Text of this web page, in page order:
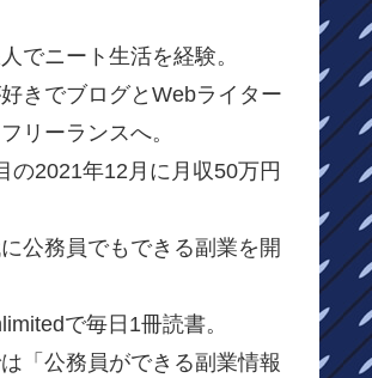
でニート生活を経験。
きでブログとWebライター
リーランスへ。
の2021年12月に月収50万円
公務員でもできる副業を開
で毎日1冊読書。
「公務員ができる副業情報